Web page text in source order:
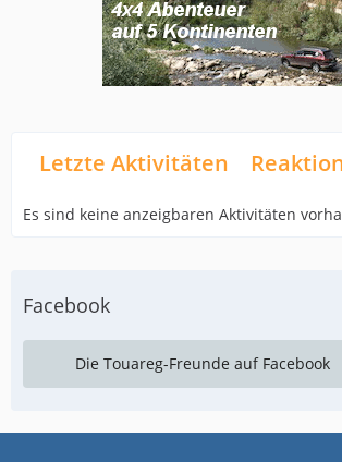
Letzte Aktivitäten
Es sind keine anzeigbaren Aktivitäten
Facebook
Die Touareg-Freunde auf Facebook